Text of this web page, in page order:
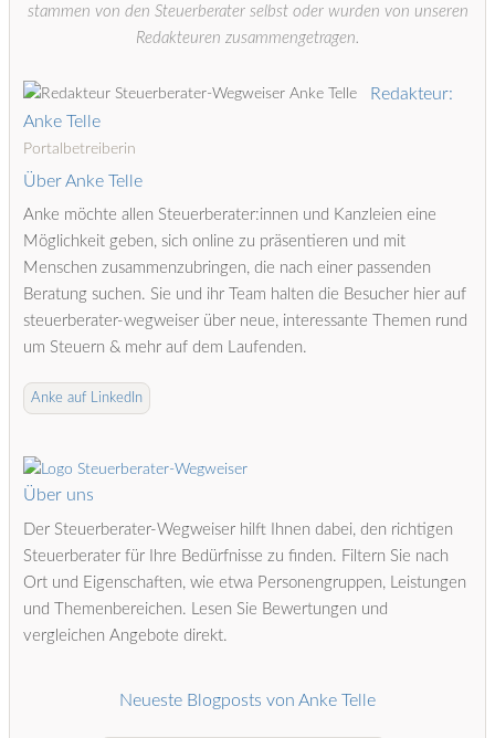
stammen von den Steuerberater selbst oder wurden von unseren
Redakteuren zusammengetragen.
Redakteur:
Anke Telle
Portalbetreiberin
Über Anke Telle
Anke möchte allen Steuerberater:innen und Kanzleien eine
Möglichkeit geben, sich online zu präsentieren und mit
Menschen zusammenzubringen, die nach einer passenden
Beratung suchen. Sie und ihr Team halten die Besucher hier auf
steuerberater-wegweiser über neue, interessante Themen rund
um Steuern & mehr auf dem Laufenden.
Anke auf LinkedIn
Über uns
Der Steuerberater-Wegweiser hilft Ihnen dabei, den richtigen
Steuerberater für Ihre Bedürfnisse zu finden. Filtern Sie nach
Ort und Eigenschaften, wie etwa Personengruppen, Leistungen
und Themenbereichen. Lesen Sie Bewertungen und
vergleichen Angebote direkt.
Neueste Blogposts von Anke Telle